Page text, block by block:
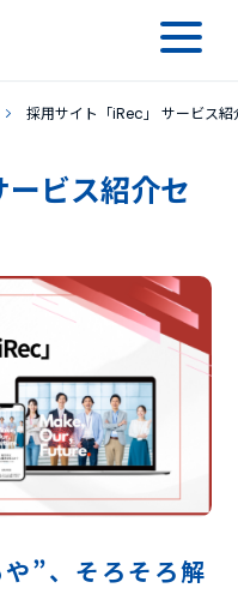
採用サイト「iRec」 サービス紹
ビス紹介セ
”、そろそろ解